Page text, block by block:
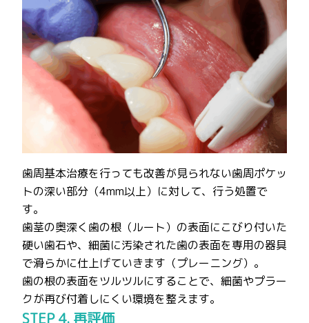
歯周基本治療を行っても改善が見られない歯周ポケッ
トの深い部分（4mm以上）に対して、行う処置で
す。
歯茎の奥深く歯の根（ルート）の表面にこびり付いた
硬い歯石や、細菌に汚染された歯の表面を専用の器具
で滑らかに仕上げていきます（プレーニング）。
歯の根の表面をツルツルにすることで、細菌やプラー
クが再び付着しにくい環境を整えます。
STEP 4. 再評価